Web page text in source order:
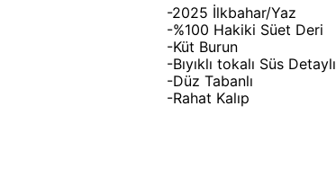
-2025 İlkbahar/Yaz
-%100 Hakiki Süet Deri
-Küt Burun
-Bıyıklı tokalı Süs Detaylı
-Düz Tabanlı
-Rahat Kalıp